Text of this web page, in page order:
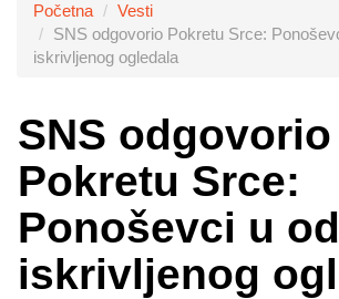
Početna
Vesti
SNS odgovorio Pokretu Srce:
iskrivljenog ogledala
SNS odgovorio
Pokretu Srce:
Ponoševci u
iskrivljenog